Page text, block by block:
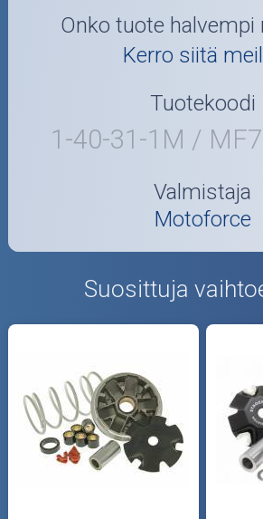
Onko tuote halvempi
Kerro siitä
Tuotekoodi
1-40-31-1M /
Valmistaja
Motoforce
Suosittuja